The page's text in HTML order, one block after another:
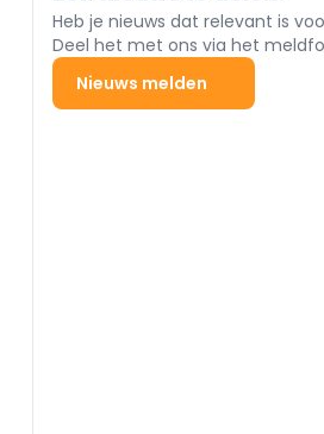
Heb je nieuws dat relevant is
Deel het met ons via het
Nieuws melden